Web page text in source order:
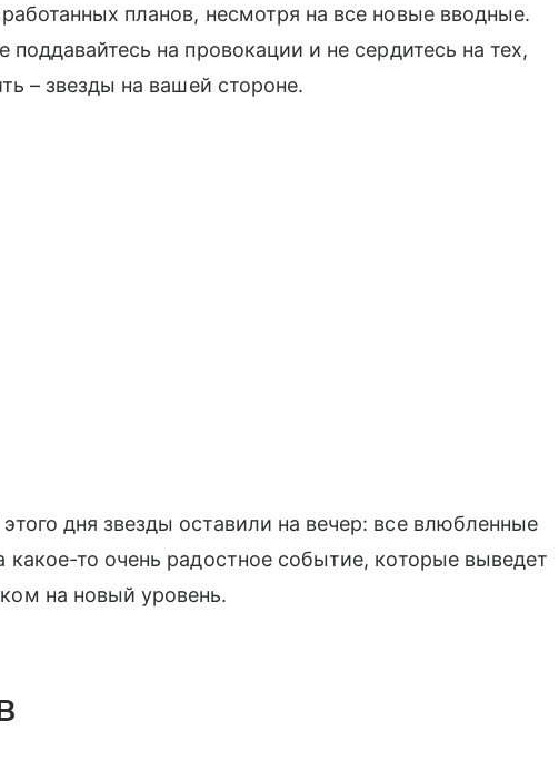
планов, несмотря на все новые вводные.
на провокации и не сердитесь на тех,
– звезды на вашей стороне.
дня звезды оставили на вечер: все влюбленные
то очень радостное событие, которые выведет
на новый уровень.